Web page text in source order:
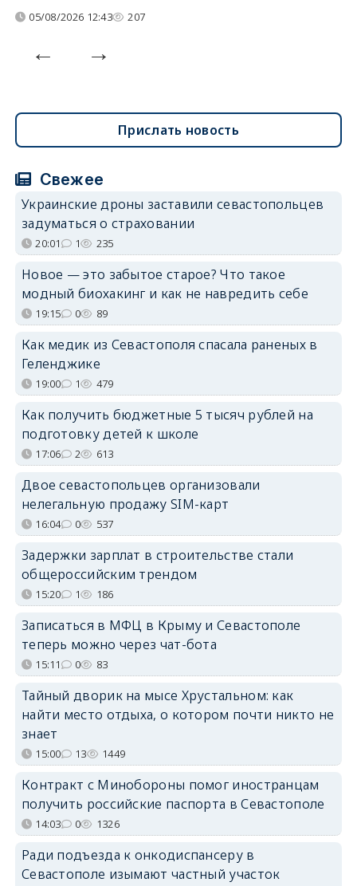
05/08/2026 12:43 207
Прислать новость
Свежее
Украинские дроны заставили севастопольцев
задуматься о страховании
20:01 1 235
Новое — это забытое старое? Что такое
модный биохакинг и как не навредить себе
19:15 0 89
Как медик из Севастополя спасала раненых в
Геленджике
19:00 1 479
Как получить бюджетные 5 тысяч рублей на
подготовку детей к школе
17:06 2 613
Двое севастопольцев организовали
нелегальную продажу SIM-карт
16:04 0 537
Задержки зарплат в строительстве стали
общероссийским трендом
15:20 1 186
Записаться в МФЦ в Крыму и Севастополе
теперь можно через чат-бота
15:11 0 83
Тайный дворик на мысе Хрустальном: как
найти место отдыха, о котором почти никто не
знает
15:00 13 1449
Контракт с Минобороны помог иностранцам
получить российские паспорта в Севастополе
14:03 0 1326
Ради подъезда к онкодиспансеру в
Севастополе изымают частный участок